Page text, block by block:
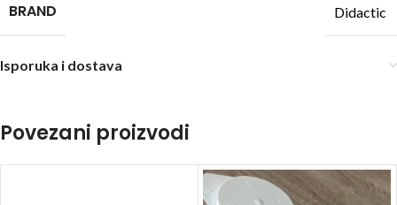
BRAND Didactic
Isporuka i dostava
Povezani proizvodi